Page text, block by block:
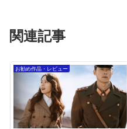
関連記事
お勧め作品・レビュー